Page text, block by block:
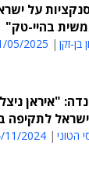
על
בהיי-טק"
בן-זקן 2025 15:52
"איראן
לתקיפה
הטוני 2024 17:16